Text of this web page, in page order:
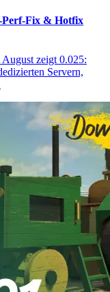
Perf-Fix & Hotfix
zeigt 0.025:
Servern,